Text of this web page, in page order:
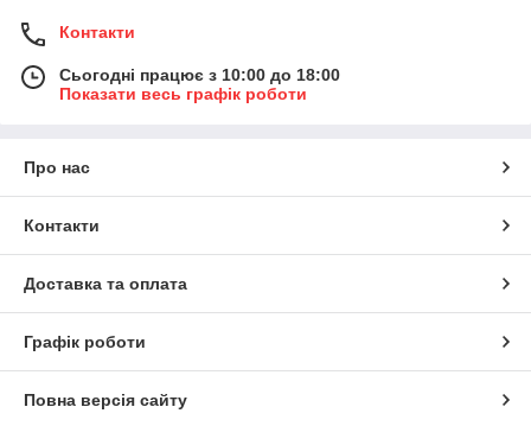
Контакти
Сьогодні працює з 10:00 до 18:00
Показати весь графік роботи
Про нас
Контакти
Доставка та оплата
Графік роботи
Повна версія сайту